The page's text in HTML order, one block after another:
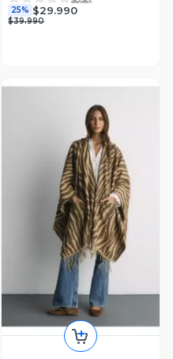
25% $29.990
$39.990